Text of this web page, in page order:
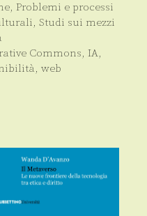
, Problemi e processi
, Studi sui mezzi
Commons, IA,
, web